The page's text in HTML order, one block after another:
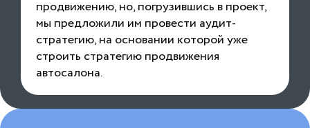
продвижению, но, погрузившись в проект,
мы предложили им провести аудит-
стратегию, на основании которой уже
строить стратегию продвижения
автосалона.